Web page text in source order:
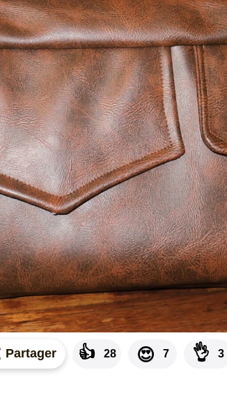
Partager 👍 28 😍 7 👌 3